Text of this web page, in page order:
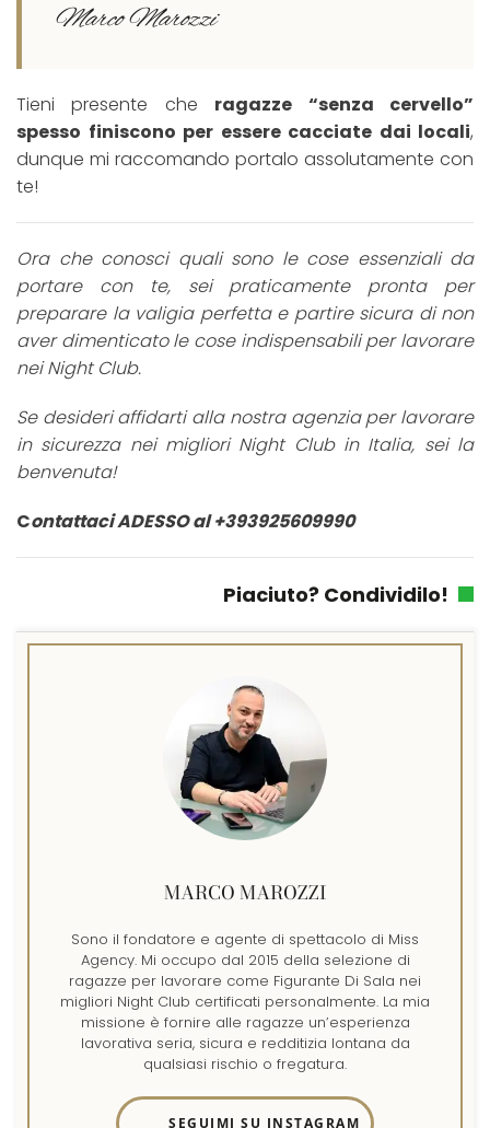
Marco Marozzi
Tieni presente che ragazze “senza cervello”
spesso finiscono per essere cacciate dai locali,
dunque mi raccomando portalo assolutamente con
te!
Ora che conosci quali sono le cose essenziali da
portare con te, sei praticamente pronta per
preparare la valigia perfetta e partire sicura di non
aver dimenticato le cose indispensabili per lavorare
nei Night Club.
Se desideri affidarti alla nostra agenzia per lavorare
in sicurezza nei migliori Night Club in Italia, sei la
benvenuta!
ContattaciADESSO al +393925609990
Piaciuto? Condividilo!
MARCO MAROZZI
Sono il fondatore e agente di spettacolo di Miss
Agency. Mi occupo dal 2015 della selezione di
ragazze per lavorare come Figurante Di Sala nei
migliori Night Club certificati personalmente. La mia
missione è fornire alle ragazze un’esperienza
lavorativa seria, sicura e redditizia lontana da
qualsiasi rischio o fregatura.
SEGUIMI SU INSTAGRAM